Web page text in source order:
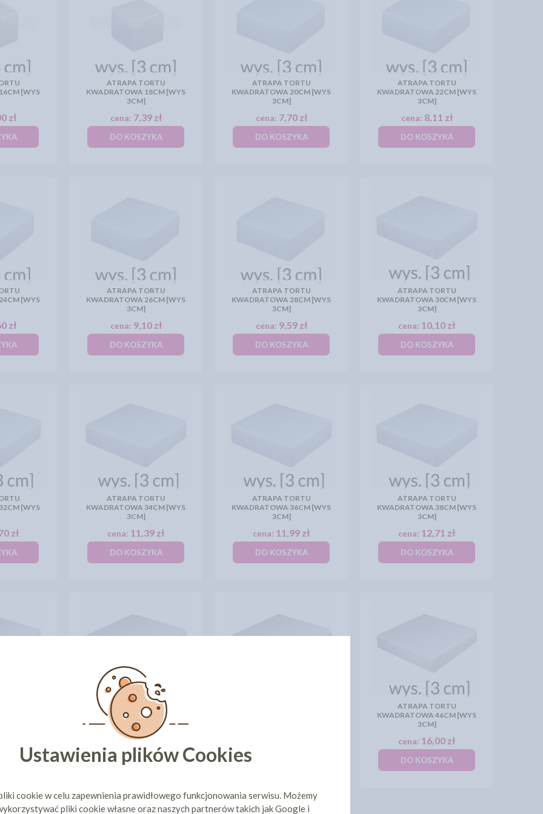
[WYS
zł
ATRAPA TORTU
KWADRATOWA 18CM [WYS
3CM]
cena: 7,39 zł
DO KOSZYKA
ATRAPA TORTU
KWADRATOWA 20CM [WYS
3CM]
cena: 7,70 zł
DO KOSZYKA
ATRAPA TORTU
KWADRATOWA 22CM [WYS
3CM]
cena: 8,11 zł
DO KOSZYKA
[WYS
zł
ATRAPA TORTU
KWADRATOWA 26CM [WYS
3CM]
cena: 9,10 zł
DO KOSZYKA
ATRAPA TORTU
KWADRATOWA 28CM [WYS
3CM]
cena: 9,59 zł
DO KOSZYKA
ATRAPA TORTU
KWADRATOWA 30CM [WYS
3CM]
cena: 10,10 zł
DO KOSZYKA
[WYS
zł
ATRAPA TORTU
KWADRATOWA 34CM [WYS
3CM]
cena: 11,39 zł
DO KOSZYKA
ATRAPA TORTU
KWADRATOWA 36CM [WYS
3CM]
cena: 11,99 zł
DO KOSZYKA
ATRAPA TORTU
KWADRATOWA 38CM [WYS
3CM]
cena: 12,71 zł
DO KOSZYKA
ATRAPA TORTU
KWADRATOWA 42CM [WYS
3CM]
cena:14,30 zł
DO KOSZYKA
ATRAPA TORTU
KWADRATOWA 46CM [WYS
3CM]
cena: 16,00 zł
DO KOSZYKA
1 2 3
Ustawienia plików Cookies
cookie w celu zapewnienia prawidłowego funkcjonowania serwisu. Możemy
pliki cookie własne oraz naszych partnerów takich jak Google i